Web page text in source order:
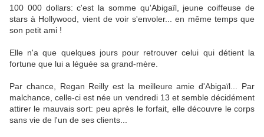
100 000 dollars: c'est la somme qu'Abigaïl, jeune coiffeuse de
stars à Hollywood, vient de voir s'envoler... en même temps que
son petit ami !
Elle n'a que quelques jours pour retrouver celui qui détient la
fortune que lui a léguée sa grand-mère.
Par chance, Regan Reilly est la meilleure amie d'Abigaïl... Par
malchance, celle-ci est née un vendredi 13 et semble décidément
attirer le mauvais sort: peu après le forfait, elle découvre le corps
sans vie de l'un de ses clients...